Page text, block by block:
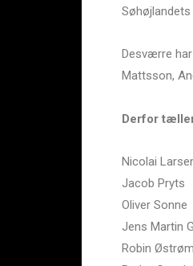
Desværre
Mattsson,
Derfor
Nicolai
Jacob Pryts
Oliver Sonne
Jens Martin
Robin Østrøm